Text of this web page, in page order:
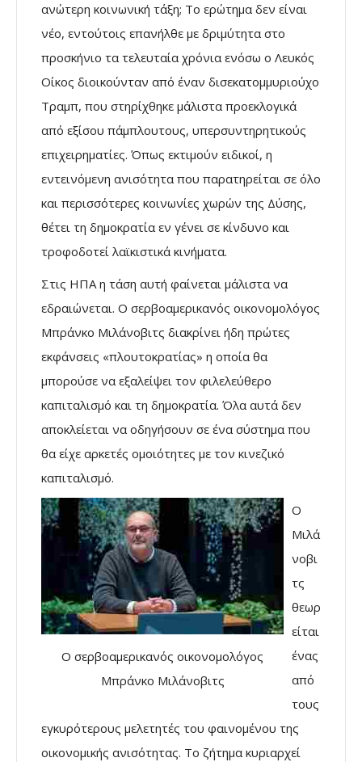
ανώτερη κοινωνική τάξη; Το ερώτημα δεν είναι
νέο, εντούτοις επανήλθε με δριμύτητα στο
προσκήνιο τα τελευταία χρόνια ενόσω ο Λευκός
Οίκος διοικούνταν από έναν δισεκατομμυριούχο
Τραμπ, που στηρίχθηκε μάλιστα προεκλογικά
από εξίσου πάμπλουτους, υπερσυντηρητικούς
επιχειρηματίες. Όπως εκτιμούν ειδικοί, η
εντεινόμενη ανισότητα που παρατηρείται σε όλο
και περισσότερες κοινωνίες χωρών της Δύσης,
θέτει τη δημοκρατία εν γένει σε κίνδυνο και
τροφοδοτεί λαϊκιστικά κινήματα.
Στις ΗΠΑ η τάση αυτή φαίνεται μάλιστα να
εδραιώνεται. Ο σερβοαμερικανός οικονομολόγος
Μπράνκο Μιλάνοβιτς διακρίνει ήδη πρώτες
εκφάνσεις «πλουτοκρατίας» η οποία θα
μπορούσε να εξαλείψει τον φιλελεύθερο
καπιταλισμό και τη δημοκρατία. Όλα αυτά δεν
αποκλείεται να οδηγήσουν σε ένα σύστημα που
θα είχε αρκετές ομοιότητες με τον κινεζικό
καπιταλισμό.
Ο σερβοαμερικανός οικονομολόγος
Μπράνκο Μιλάνοβιτς
Ο
Μιλά
νοβι
τς
θεωρ
είται
ένας
από
τους
εγκυρότερους μελετητές του φαινομένου της
οικονομικής ανισότητας. Το ζήτημα κυριαρχεί